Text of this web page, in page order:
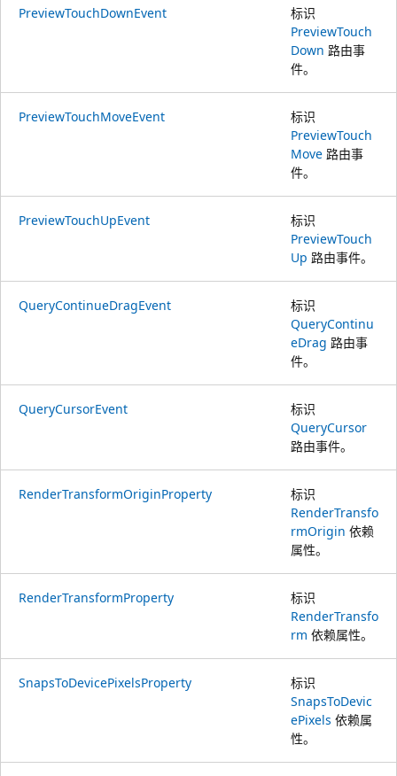
PreviewTouchDownEvent
标识
PreviewTouch
Down 路由事
件。
PreviewTouchMoveEvent
标识
PreviewTouch
Move 路由事
件。
PreviewTouchUpEvent
标识
PreviewTouch
Up 路由事件。
QueryContinueDragEvent
标识
QueryContinu
eDrag 路由事
件。
QueryCursorEvent
标识
QueryCursor
路由事件。
RenderTransformOriginProperty
标识
RenderTransfo
rmOrigin 依赖
属性。
RenderTransformProperty
标识
RenderTransfo
rm 依赖属性。
SnapsToDevicePixelsProperty
标识
SnapsToDevic
ePixels 依赖属
性。